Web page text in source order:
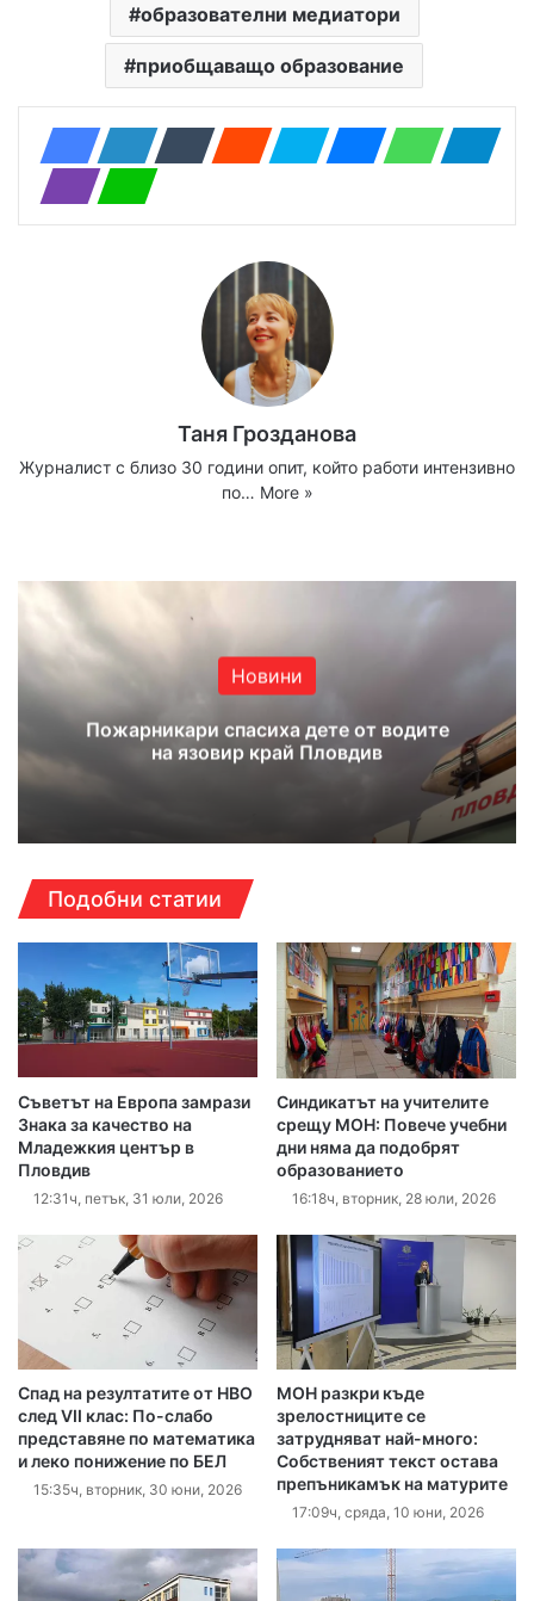
образователни медиатори
приобщаващо образование
Таня Грозданова
Журналист с близо 30 години опит, който работи интензивно
по… More »
Новини
Пожарникари спасиха дете от водите
на язовир край Пловдив
Подобни статии
Съветът на Европа замрази
Знака за качество на
Младежкия център в
Пловдив
12:31ч, петък, 31 юли, 2026
Синдикатът на учителите
срещу МОН: Повече учебни
дни няма да подобрят
образованието
16:18ч, вторник, 28 юли, 2026
Спад на резултатите от НВО
след VII клас: По-слабо
представяне по математика
и леко понижение по БЕЛ
15:35ч, вторник, 30 юни, 2026
МОН разкри къде
зрелостниците се
затрудняват най-много:
Собственият текст остава
препъникамък на матурите
17:09ч, сряда, 10 юни, 2026